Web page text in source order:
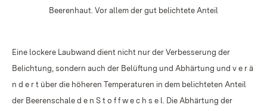
Beerenhaut. Vor allem der gut belichtete Anteil
Eine lockere Laubwand dient nicht nur der Verbesserung der
Belichtung, sondern auch der Belüftung und Abhärtung und v e r ä
n d e r t über die höheren Temperaturen in dem belichteten Anteil
der Beerenschale d e n S t o f f w e c h s e l. Die Abhärtung der